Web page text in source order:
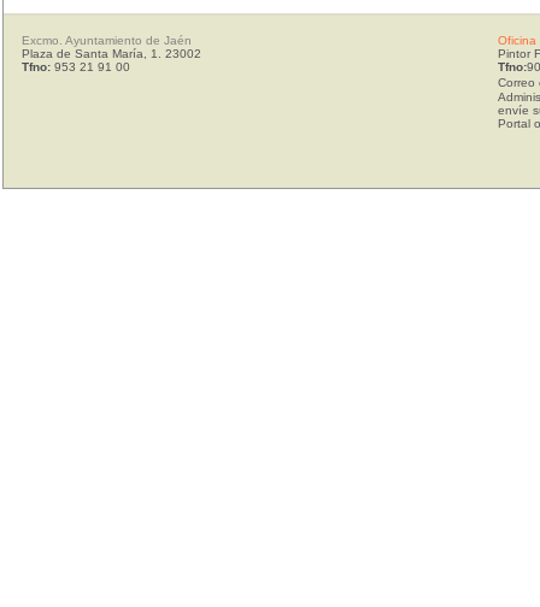
Excmo. Ayuntamiento de Jaén
Plaza de Santa María, 1. 23002
Tfno: 953 21 91 00
Oficina
Pintor
Tfno:
Correo
envíe
Portal